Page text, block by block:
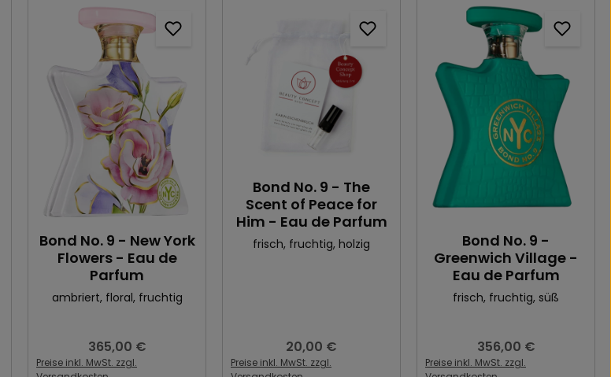
Bond No. 9 - New York
Flowers - Eau de
Parfum
ambriert, floral, fruchtig
Regulärer Preis:
365,00 €
Preise inkl. MwSt. zzgl.
Bond No. 9 - The
Scent of Peace for
Him - Eau de Parfum
frisch, fruchtig, holzig
Regulärer Preis:
20,00 €
Preise inkl. MwSt. zzgl.
Bond No. 9 -
Greenwich Village -
Eau de Parfum
frisch, fruchtig, süß
Regulärer Preis:
356,00 €
Preise inkl. MwSt. zzgl.